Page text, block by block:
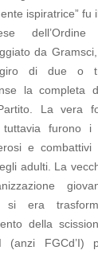
ispiratrice” fu
dell’Ordine
da
di due o
la completa
La vera
tuttavia furono i
e combattivi
adulti. La
si era
della
(anzi FGCd’I)